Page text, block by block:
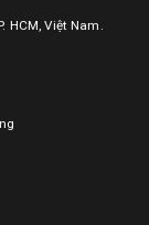
HCM, Việt Nam.